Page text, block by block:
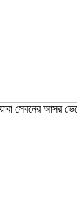
সেবনের আসর